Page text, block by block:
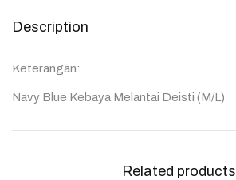
Description
Keterangan:
Navy Blue Kebaya Melantai Deisti (M/L)
Related products